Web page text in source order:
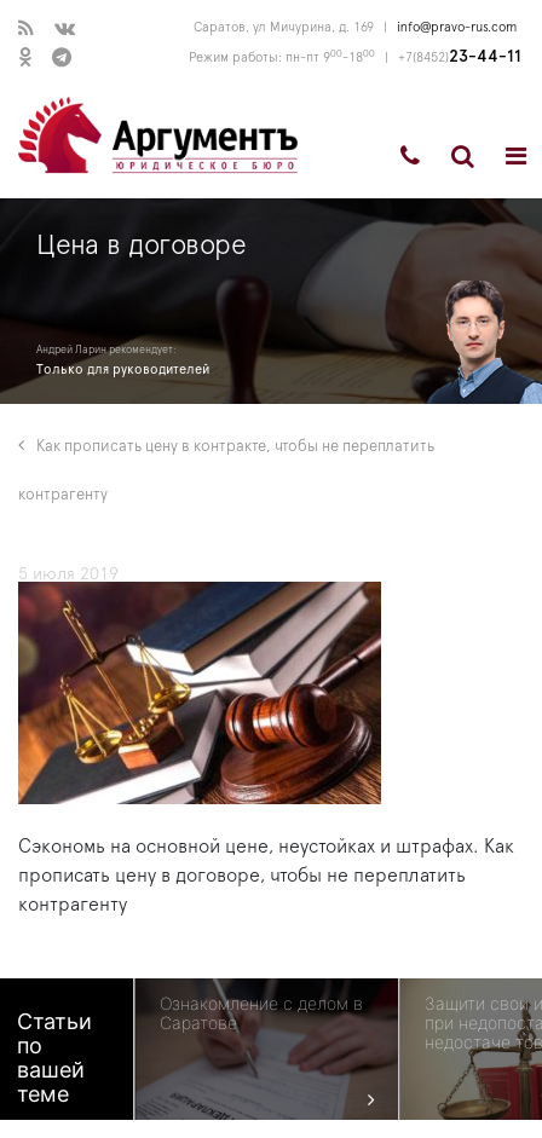
Саратов, ул Мичурина, д. 169 info@pravo-rus.com
Режим работы: пн-пт 900-1800 +7(8452)23-44-11
Цена в договоре
Андрей Ларин рекомендует:
Только для руководителей
Как прописать цену в контракте, чтобы не переплатить
контрагенту
5 июля 2019
Сэкономь на основной цене, неустойках и штрафах. Как
прописать цену в договоре, чтобы не переплатить
контрагенту
Статьи
по
вашей
теме
Ознакомление с делом в
Саратове
Защити свои
при
недостаче